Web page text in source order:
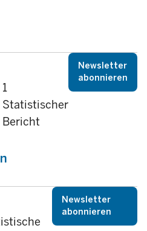
1
Statistischer
Bericht
Newsletter
abonnieren
Newsletter
abonnieren